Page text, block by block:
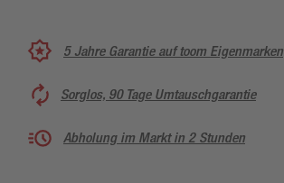
5 Jahre Garantie auf toom Eigenmarken
Sorglos, 90 Tage Umtauschgarantie
Abholung im Markt in 2 Stunden